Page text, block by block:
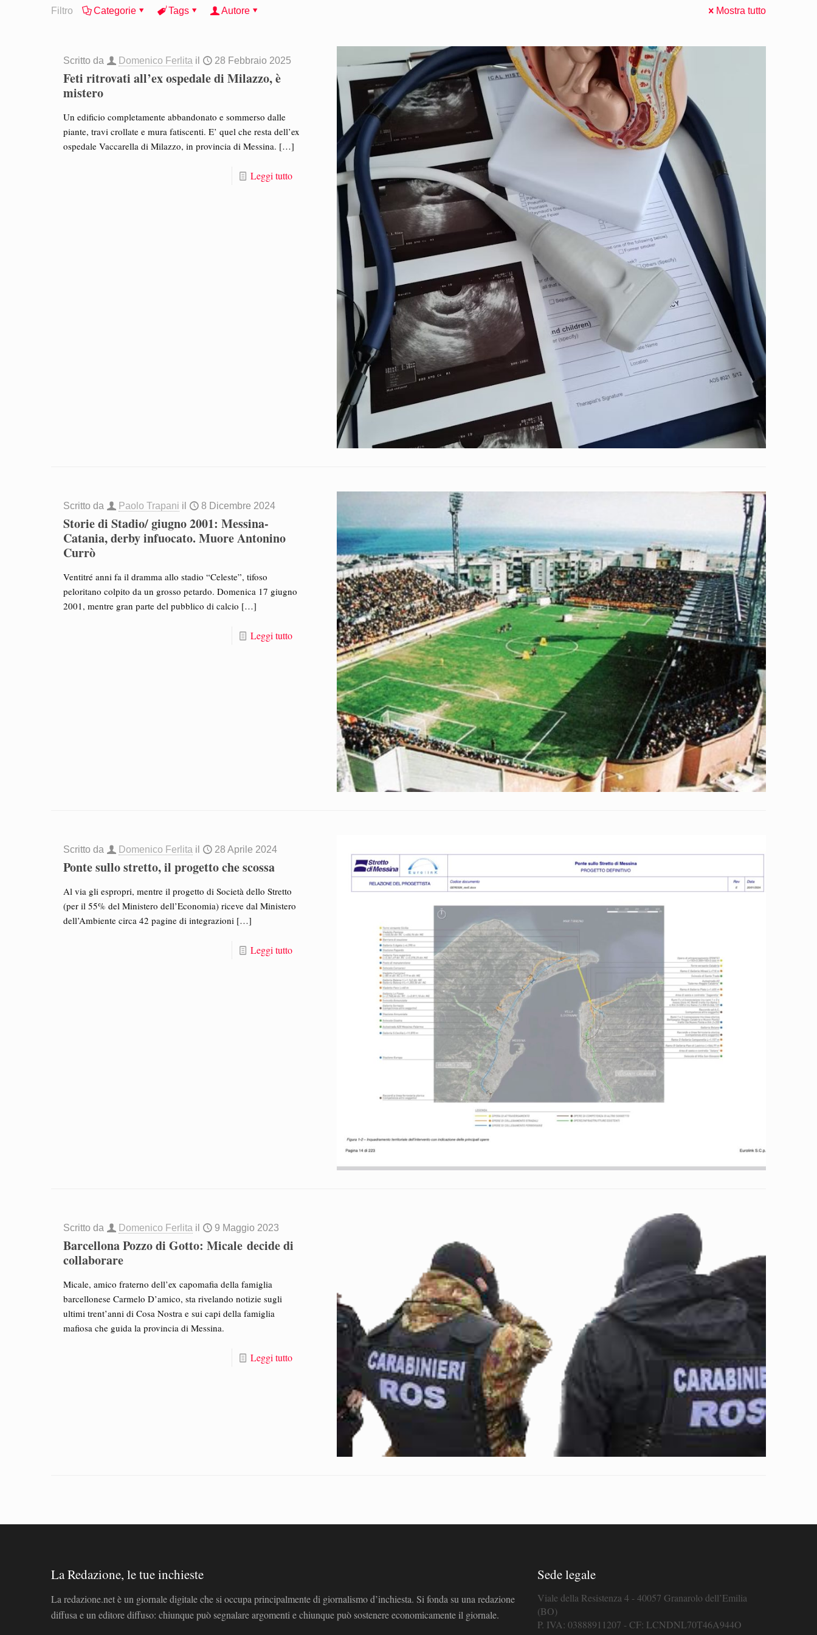
Filtro Categorie Tags Autore Mostra tutto
Scritto da Domenico Ferlita il 28 Febbraio 2025
Feti ritrovati all’ex ospedale di Milazzo, è
mistero
Un edificio completamente abbandonato e sommerso dalle
piante, travi crollate e mura fatiscenti. E’ quel che resta dell’ex
ospedale Vaccarella di Milazzo, in provincia di Messina. […]
Leggi tutto
Scritto da Paolo Trapani il 8 Dicembre 2024
Storie di Stadio/ giugno 2001: Messina-
Catania, derby infuocato. Muore Antonino
Currò
Ventitré anni fa il dramma allo stadio “Celeste”, tifoso
peloritano colpito da un grosso petardo. Domenica 17 giugno
2001, mentre gran parte del pubblico di calcio […]
Leggi tutto
Scritto da Domenico Ferlita il 28 Aprile 2024
Ponte sullo stretto, il progetto che scossa
Al via gli espropri, mentre il progetto di Società dello Stretto
(per il 55% del Ministero dell’Economia) riceve dal Ministero
dell’Ambiente circa 42 pagine di integrazioni […]
Leggi tutto
Scritto da Domenico Ferlita il 9 Maggio 2023
Barcellona Pozzo di Gotto: Micale decide di
collaborare
Micale, amico fraterno dell’ex capomafia della famiglia
barcellonese Carmelo D’amico, sta rivelando notizie sugli
ultimi trent’anni di Cosa Nostra e sui capi della famiglia
mafiosa che guida la provincia di Messina.
Leggi tutto
La Redazione, le tue inchieste
La redazione.net è un giornale digitale che si occupa principalmente di giornalismo d’inchiesta. Si fonda su una redazione
diffusa e un editore diffuso: chiunque può segnalare argomenti e chiunque può sostenere economicamente il giornale.
Sede legale
Viale della Resistenza 4 - 40057 Granarolo dell’Emilia
(BO)
P. IVA: 03888911207 - CF: LCNDNL70T46A944O